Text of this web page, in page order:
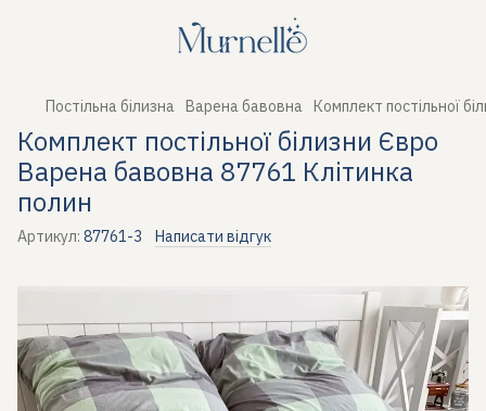
Постільна білизна Варена бавовна Комплект постільної
Комплект постільної білизни Євро
Варена бавовна 87761 Клітинка
полин
Артикул: 87761-3 Написати відгук